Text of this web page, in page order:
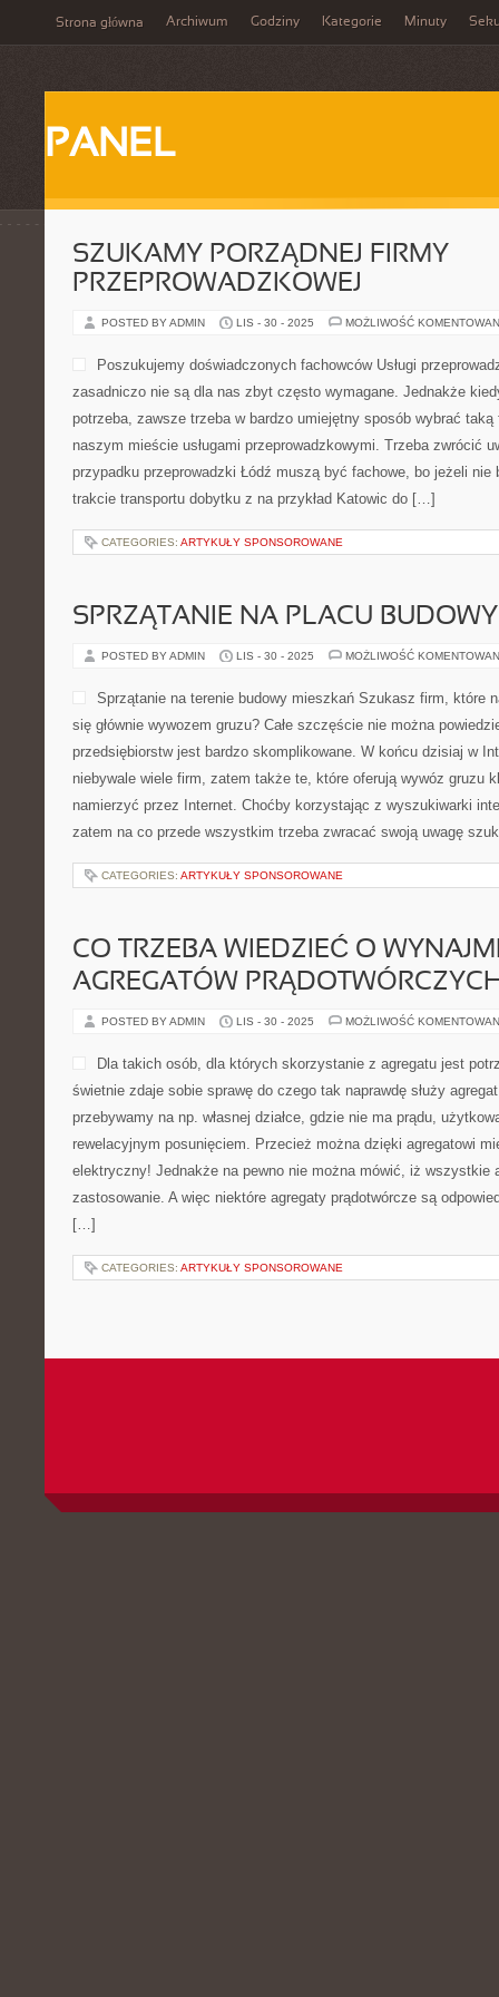
Strona główna Archiwum Godziny Kategorie Minuty
PANEL
SZUKAMY PORZĄDNEJ FIRMY
PRZEPROWADZKOWEJ
POSTED BY ADMIN LIS - 30 - 2025 MOŻLIWOŚĆ
Poszukujemy doświadczonych fachowców Usługi
zasadniczo nie są dla nas zbyt często wymagane. Jednakże
potrzeba, zawsze trzeba w bardzo umiejętny sposób wybrać
naszym mieście usługami przeprowadzkowymi. Trzeba zwrócić
przypadku przeprowadzki Łódź muszą być fachowe, bo jeżeli
trakcie transportu dobytku z na przykład Katowic do […]
CATEGORIES: ARTYKUŁY SPONSOROWANE
SPRZĄTANIE NA PLACU
POSTED BY ADMIN LIS - 30 - 2025 MOŻLIWOŚĆ
Sprzątanie na terenie budowy mieszkań Szukasz firm, które
się głównie wywozem gruzu? Całe szczęście nie można
przedsiębiorstw jest bardzo skomplikowane. W końcu dzisiaj w
niebywale wiele firm, zatem także te, które oferują wywóz gruzu
namierzyć przez Internet. Choćby korzystając z wyszukiwarki
zatem na co przede wszystkim trzeba zwracać swoją uwagę
CATEGORIES: ARTYKUŁY SPONSOROWANE
CO TRZEBA WIEDZIEĆ O
AGREGATÓW
POSTED BY ADMIN LIS - 30 - 2025 MOŻLIWOŚĆ
Dla takich osób, dla których skorzystanie z agregatu jest
świetnie zdaje sobie sprawę do czego tak naprawdę służy
przebywamy na np. własnej działce, gdzie nie ma prądu,
rewelacyjnym posunięciem. Przecież można dzięki agregatowi
elektryczny! Jednakże na pewno nie można mówić, iż wszystkie
zastosowanie. A więc niektóre agregaty prądotwórcze są
[…]
CATEGORIES: ARTYKUŁY SPONSOROWANE